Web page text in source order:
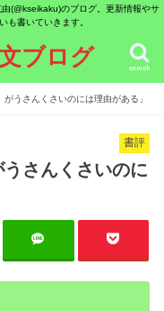
(@kseikaku)のブログ。更新情報やサ
も書いていきます。
ブログ search
うさんくさいのには理由がある」
書評
さんくさいのに